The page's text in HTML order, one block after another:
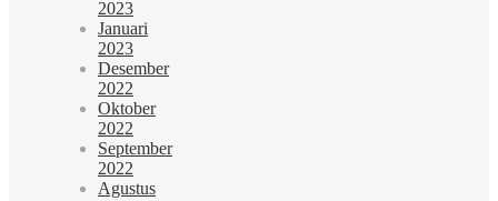
2023
Januari
2023
Desember
2022
Oktober
2022
September
2022
Agustus